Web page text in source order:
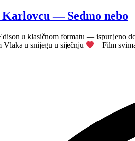
— Sedmo nebo
u klasičnom formatu — ispunjeno
Vlaka u snijegu u siječnju
—Film